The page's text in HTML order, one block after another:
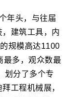
年头，与往届
建筑工具，内
规模高达1100
最多，观众数最
划分了多个专
工程机械展，